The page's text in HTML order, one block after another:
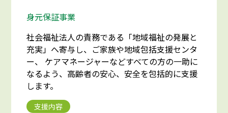
身元保証事業
社会福祉法人の責務である「地域福祉の発展と
充実」へ寄与し、ご家族や地域包括支援センタ
ー、 ケアマネージャーなどすべての方の一助に
なるよう、高齢者の安心、安全を包括的に支援
します。
支援内容